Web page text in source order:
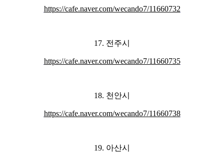
https://cafe.naver.com/wecando7/11660732
17. 전주시
https://cafe.naver.com/wecando7/11660735
18. 천안시
https://cafe.naver.com/wecando7/11660738
19. 아산시